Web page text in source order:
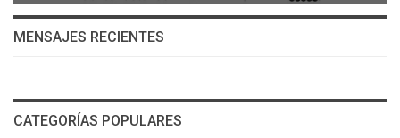
MENSAJES RECIENTES
CATEGORÍAS POPULARES